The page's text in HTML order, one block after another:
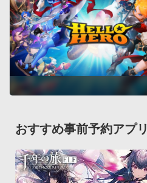
おすすめ事前予約アプリ